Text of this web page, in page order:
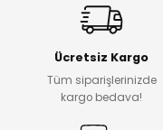
Dantelya Kız Çocuk Tişört
Ücretsiz Kargo
Tüm siparişlerinizde
kargo bedava!